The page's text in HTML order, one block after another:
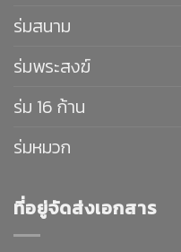
ร่มสนาม
ร่มพระสงฆ์
ร่ม 16 ก้าน
ร่มหมวก
ที่อยู่จัดส่งเอกสาร